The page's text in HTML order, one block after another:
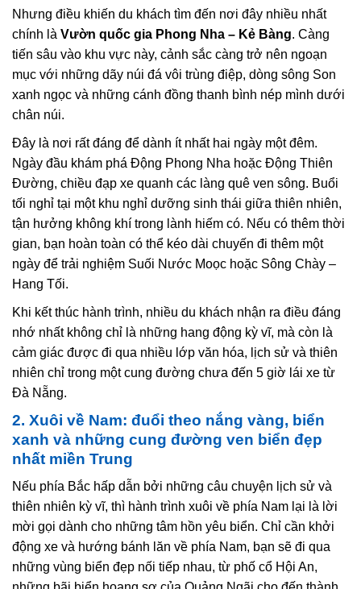
Nhưng điều khiến du khách tìm đến nơi đây nhiều nhất
chính là Vườn quốc gia Phong Nha – Kẻ Bàng. Càng
tiến sâu vào khu vực này, cảnh sắc càng trở nên ngoạn
mục với những dãy núi đá vôi trùng điệp, dòng sông Son
xanh ngọc và những cánh đồng thanh bình nép mình dưới
chân núi.
Đây là nơi rất đáng để dành ít nhất hai ngày một đêm.
Ngày đầu khám phá Động Phong Nha hoặc Động Thiên
Đường, chiều đạp xe quanh các làng quê ven sông. Buổi
tối nghỉ tại một khu nghỉ dưỡng sinh thái giữa thiên nhiên,
tận hưởng không khí trong lành hiếm có. Nếu có thêm thời
gian, bạn hoàn toàn có thể kéo dài chuyến đi thêm một
ngày để trải nghiệm Suối Nước Moọc hoặc Sông Chày –
Hang Tối.
Khi kết thúc hành trình, nhiều du khách nhận ra điều đáng
nhớ nhất không chỉ là những hang động kỳ vĩ, mà còn là
cảm giác được đi qua nhiều lớp văn hóa, lịch sử và thiên
nhiên chỉ trong một cung đường chưa đến 5 giờ lái xe từ
Đà Nẵng.
2. Xuôi về Nam: đuổi theo nắng vàng, biển
xanh và những cung đường ven biển đẹp
nhất miền Trung
Nếu phía Bắc hấp dẫn bởi những câu chuyện lịch sử và
thiên nhiên kỳ vĩ, thì hành trình xuôi về phía Nam lại là lời
mời gọi dành cho những tâm hồn yêu biển. Chỉ cần khởi
động xe và hướng bánh lăn về phía Nam, bạn sẽ đi qua
những vùng biển đẹp nối tiếp nhau, từ phố cổ Hội An,